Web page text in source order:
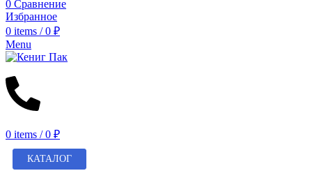
0 Сравнение
Избранное
0 items / 0 ₽
Menu
0 items / 0 ₽
КАТАЛОГ